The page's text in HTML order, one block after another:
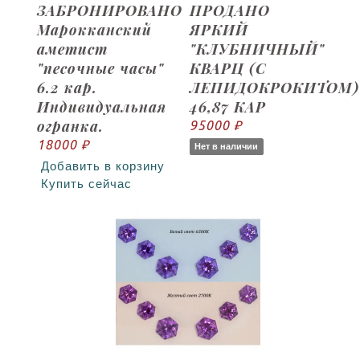
ЗАБРОНИРОВАНО
Марокканский
аметист
"песочные часы"
6.2 кар.
Индивидуальная
огранка.
18000 ₽
Добавить в корзину
Купить сейчас
ПРОДАНО
ЯРКИЙ
"КЛУБНИЧНЫЙ"
КВАРЦ (С
ЛЕПИДОКРОКИТОМ)
46,87 КАР
95000 ₽
Нет в наличии